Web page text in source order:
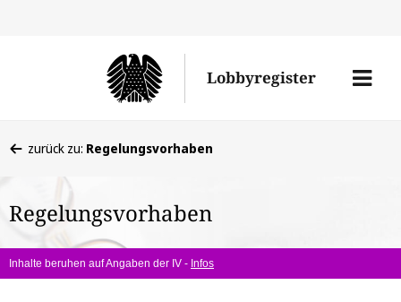
Lobbyregister
Menü
befinden
hier:
zurück zu: Regelungsvorhaben
Regelungsvorhaben
Inhalte beruhen auf Angaben der IV - Infos